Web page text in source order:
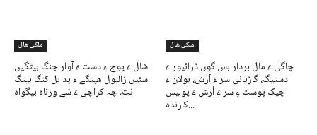
ملکی ھال
شال ءَ پوج ءِ دست ءَ آوار جنگ بیتگیں
سئیں زالبول ھپتگے ءَ پد یل کنگ بیتگ
انت، چہ کراچی ءَ سَے ورناہ بیگواہ
ملکی ھال
چاگی ءَ مال بردار بس گوں ڈرائیور ءَ
دستیگ، گاڑیانی سر ءَ اُرش، بولان ءَ
چیک پوسٹ ءِ سر ءَ اُرش ءَ پولیس
کارندہ...